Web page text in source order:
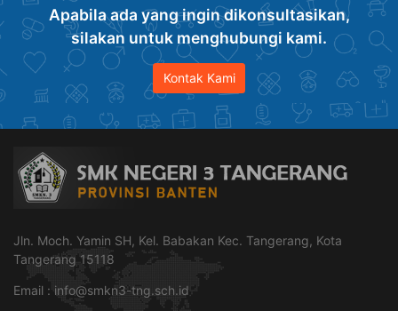
Apabila ada yang ingin dikonsultasikan,
silakan untuk menghubungi kami.
Kontak Kami
Jln. Moch. Yamin SH, Kel. Babakan Kec. Tangerang, Kota
Tangerang 15118
Email : info@smkn3-tng.sch.id